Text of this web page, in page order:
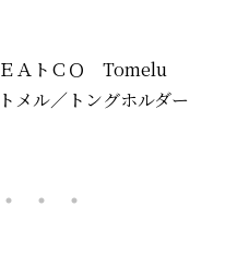
ＥＡトＣＯ Tomelu
トメル／トングホルダー